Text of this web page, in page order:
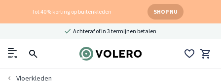
Tot 40% korting op buitenkleden SHOP NU
Achteraf of in 3 termijnen betalen
menu
Vloerkleden